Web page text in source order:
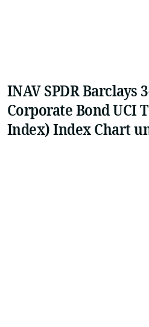
INAV SPDR Barclays
Corporate Bond UCI
Index) Index Chart